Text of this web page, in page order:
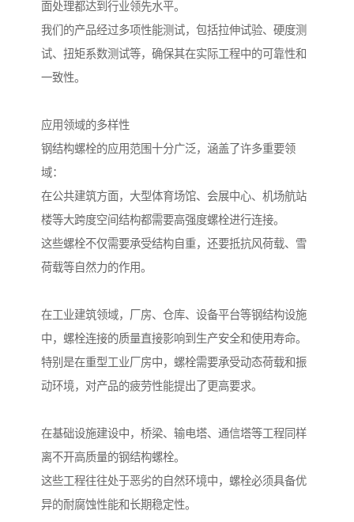
面处理都达到行业领先水平。
我们的产品经过多项性能测试，包括拉伸试验、硬度测
试、扭矩系数测试等，确保其在实际工程中的可靠性和
一致性。
应用领域的多样性
钢结构螺栓的应用范围十分广泛，涵盖了许多重要领
域：
在公共建筑方面，大型体育场馆、会展中心、机场航站
楼等大跨度空间结构都需要高强度螺栓进行连接。
这些螺栓不仅需要承受结构自重，还要抵抗风荷载、雪
荷载等自然力的作用。
在工业建筑领域，厂房、仓库、设备平台等钢结构设施
中，螺栓连接的质量直接影响到生产安全和使用寿命。
特别是在重型工业厂房中，螺栓需要承受动态荷载和振
动环境，对产品的疲劳性能提出了更高要求。
在基础设施建设中，桥梁、输电塔、通信塔等工程同样
离不开高质量的钢结构螺栓。
这些工程往往处于恶劣的自然环境中，螺栓必须具备优
异的耐腐蚀性能和长期稳定性。